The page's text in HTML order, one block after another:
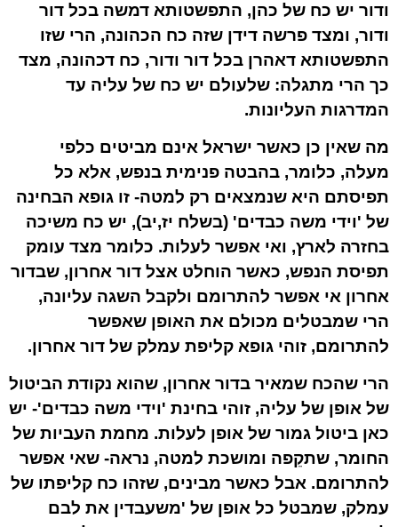
ודור יש כח של כהן, התפשטותא דמשה בכל דור
ודור, ומצד פרשה דידן שזה כח הכהונה, הרי שזו
התפשטותא דאהרן בכל דור ודור, כח דכהונה, מצד
כך הרי מתגלה: שלעולם יש כח של עליה עד
המדרגות העליונות.
מה שאין כן כאשר ישראל אינם מביטים כלפי
מעלה, כלומר, בהבטה פנימית בנפש, אלא כל
תפיסתם היא שנמצאים רק למטה- זו גופא הבחינה
של 'וידי משה כבדים' (בשלח יז,יב), יש כח משיכה
בחזרה לארץ, ואי אפשר לעלות. כלומר מצד עומק
תפיסת הנפש, כאשר הוחלט אצל דור אחרון, שבדור
אחרון אי אפשר להתרומם ולקבל השגה עליונה,
הרי שמבטלים מכולם את האופן שאפשר
להתרומם, זוהי גופא קליפת עמלק של דור אחרון.
הרי שהכח שמאיר בדור אחרון, שהוא נקודת הביטול
של אופן של עליה, זוהי בחינת 'וידי משה כבדים'- יש
כאן ביטול גמור של אופן לעלות. מחמת העביות של
החומר, שתקֵפה ומושכת למטה, נראה- שאי אפשר
להתרומם. אבל כאשר מבינים, שזהו כח קליפתו של
עמלק, שמבטל כל אופן של 'משעבדין את לבם